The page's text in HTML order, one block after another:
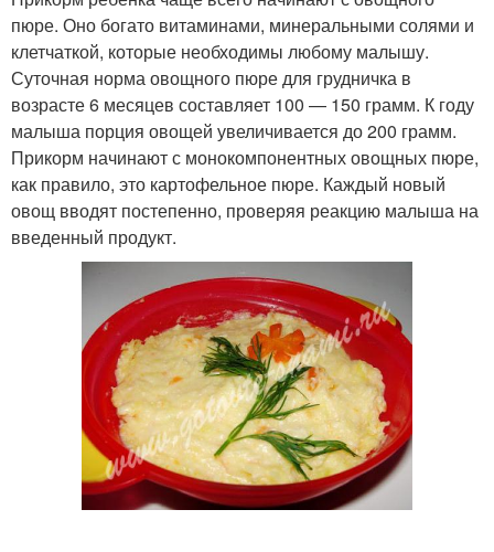
пюре. Оно богато витаминами, минеральными солями и
клетчаткой, которые необходимы любому малышу.
Суточная норма овощного пюре для грудничка в
возрасте 6 месяцев составляет 100 — 150 грамм. К году
малыша порция овощей увеличивается до 200 грамм.
Прикорм начинают с монокомпонентных овощных пюре,
как правило, это картофельное пюре. Каждый новый
овощ вводят постепенно, проверяя реакцию малыша на
введенный продукт.